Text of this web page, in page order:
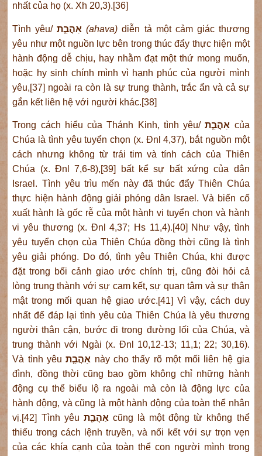
nhất của họ (x. Xh 20,3).[36]
Tình yêu/אַהֲבַ֤ת (ahava) diễn tả một cảm giác thương
yêu như một nguồn lực bên trong thúc đẩy thực hiện một
hành động dễ chịu, hay nhằm đạt một thứ mong muốn,
hoặc hy sinh chính mình vì hạnh phúc của người mình
yêu,[37] ngoài ra còn là sự trung thành, trắc ẩn và cả sự
gắn kết liên hệ với người khác.[38]
Trong cách hiểu của Thánh Kinh, tình yêu/אַהֲבַ֤ת của
Chúa là tình yêu tuyển chọn (x. Đnl 4,37), bắt nguồn một
cách nhưng không từ trái tim và tính cách của Thiên
Chúa (x. Đnl 7,6-8),[39] bất kể sự bất xứng của dân
Israel. Tình yêu trìu mến này đã thúc đẩy Thiên Chúa
thực hiện hành động giải phóng dân Israel. Và biến cố
xuất hành là gốc rễ của một hành vi tuyển chọn và hành
vi yêu thương (x. Đnl 4,37; Hs 11,4).[40] Như vậy, tình
yêu tuyển chọn của Thiên Chúa đồng thời cũng là tình
yêu giải phóng. Do đó, tình yêu Thiên Chúa, khi được
đặt trong bối cảnh giao ước chính trị, cũng đòi hỏi cả
lòng trung thành với sự cam kết, sự quan tâm và sự thân
mật trong mối quan hệ giao ước.[41] Vì vậy, cách duy
nhất để đáp lại tình yêu của Thiên Chúa là yêu thương
người thân cận, bước đi trong đường lối của Chúa, và
trung thành với Ngài (x. Đnl 10,12-13; 11,1; 22; 30,16).
Và tình yêuאַהֲבַ֤ת này cho thấy rõ một mối liên hệ gia
đình, đồng thời cũng bao gồm không chỉ những hành
động cụ thể biểu lộ ra ngoài mà còn là động lực của
hành động, và cũng là một hành động của toàn thể nhân
vị.[42] Tình yêu אַהֲבַ֤ת cũng là một động từ không thể
thiếu trong cách lệnh truyền, và nối kết với sự trọn vẹn
của các khía cạnh của toàn thể con người mình trong